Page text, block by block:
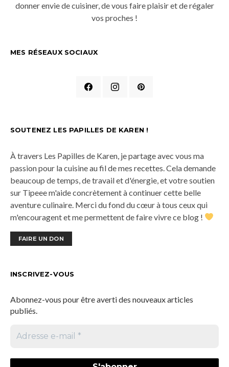
donner envie de cuisiner, de vous faire plaisir et de régaler
vos proches !
MES RÉSEAUX SOCIAUX
SOUTENEZ LES PAPILLES DE KAREN !
À travers Les Papilles de Karen, je partage avec vous ma
passion pour la cuisine au fil de mes recettes. Cela demande
beaucoup de temps, de travail et d'énergie, et votre soutien
sur Tipeee m'aide concrètement à continuer cette belle
aventure culinaire. Merci du fond du cœur à tous ceux qui
m'encouragent et me permettent de faire vivre ce blog !
FAIRE UN DON
INSCRIVEZ-VOUS
Abonnez-vous pour être averti des nouveaux articles
publiés.